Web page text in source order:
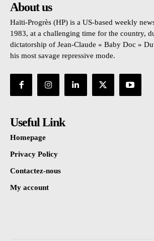
About us
Haïti-Progrès (HP) is a US-based weekly
1983, at a challenging time for the country,
dictatorship of Jean-Claude « Baby Doc »
his most savage repressive mode.
Useful Link
Homepage
Privacy Policy
Contactez-nous
My account